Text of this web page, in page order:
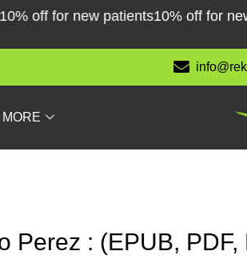
for new patients10% off for new
MORE
Perez : (EPUB, PDF,